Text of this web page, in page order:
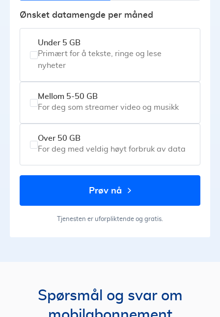
Ønsket datamengde per måned
Under 5 GB
Primært for å tekste, ringe og lese
nyheter
Mellom 5-50 GB
For deg som streamer video og musikk
Over 50 GB
For deg med veldig høyt forbruk av data
prøv nå
Tjenesten er uforpliktende og gratis.
Spørsmål og svar om